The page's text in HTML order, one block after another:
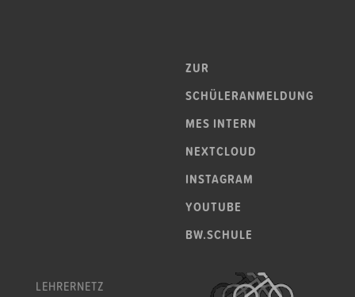
ZUR
SCHÜLERANMELDUNG
MES INTERN
NEXTCLOUD
INSTAGRAM
YOUTUBE
BW.SCHULE
LEHRERNETZ